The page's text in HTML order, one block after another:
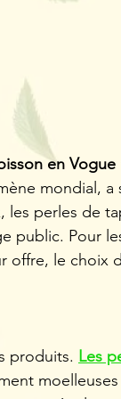
en Vogue
mondial,
les perles de
public. Pour
offre, le choix
produits. Les
pour
bubble